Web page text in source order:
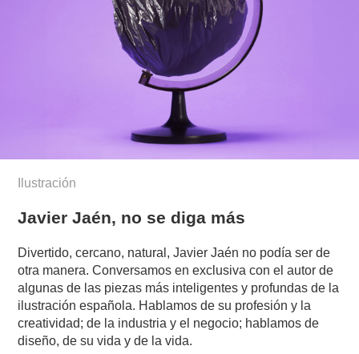
Ilustración
Javier Jaén, no se diga más
Divertido, cercano, natural, Javier Jaén no podía ser de
otra manera. Conversamos en exclusiva con el autor de
algunas de las piezas más inteligentes y profundas de la
ilustración española. Hablamos de su profesión y la
creatividad; de la industria y el negocio; hablamos de
diseño, de su vida y de la vida.